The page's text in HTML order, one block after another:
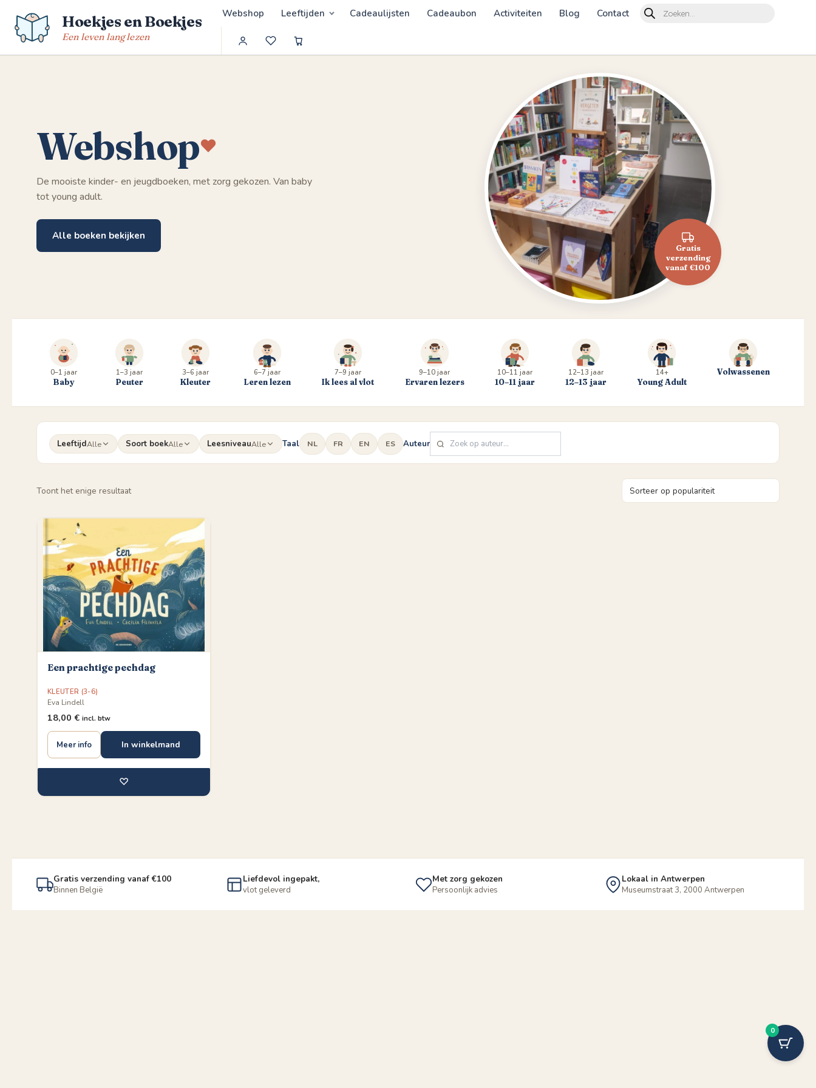
naar
inhoud
Hoekjes en Boekjes
Een leven lang lezen
Webshop Leeftijden Cadeaulijsten Cadeaubon Activiteiten Blog Contact
Products
search
Webshop
De mooiste kinder- en jeugdboeken, met zorg gekozen. Van baby
tot young adult.
Alle boeken bekijken
Gratis
verzending
vanaf €100
0–1 jaar
Baby
1–3 jaar
Peuter
3–6 jaar
Kleuter
6–7 jaar
Leren lezen
7–9 jaar
Ik lees al vlot
9–10 jaar
Ervaren lezers
10–11 jaar
10–11 jaar
12–13 jaar
12–13 jaar
14+
Young Adult
Volwassenen
LeeftijdAlle Soort boekAlle LeesniveauAlle Taal NL FR EN ES Auteur
Toont het enige resultaat
Een prachtige pechdag
KLEUTER (3-6)
Eva Lindell
18,00 € incl. btw
Meer info In winkelmand
♡
Gratis verzending vanaf €100
Binnen België
Liefdevol ingepakt,
vlot geleverd
Met zorg gekozen
Persoonlijk advies
Lokaal in Antwerpen
Museumstraat 3, 2000 Antwerpen
0